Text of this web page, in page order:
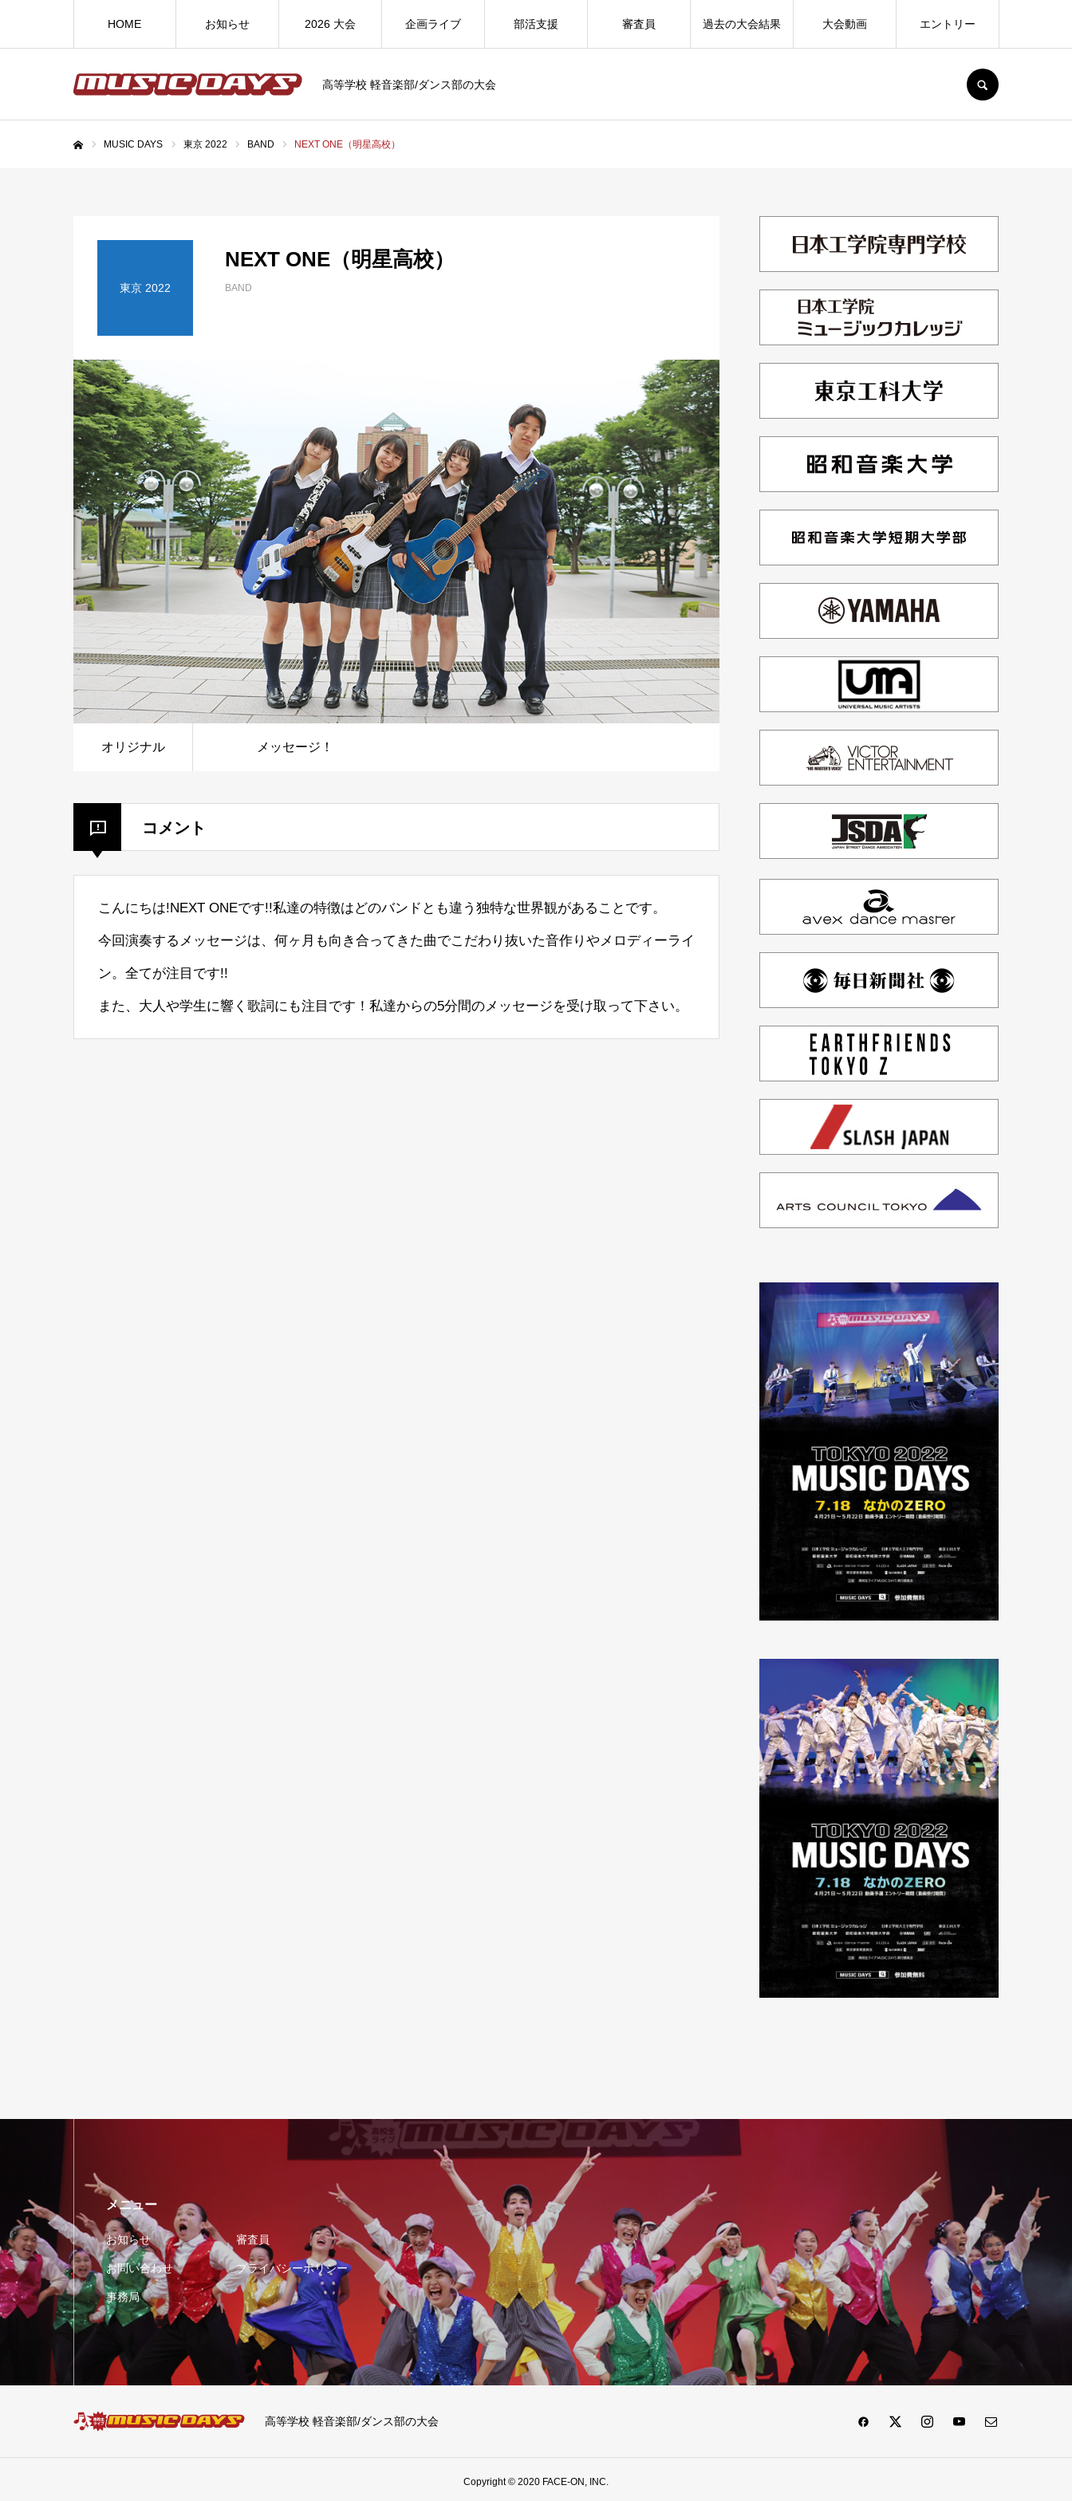
高等学校 軽音楽部/ダンス部の大会
HOME お知らせ 2026 大会 企画ライブ 部活支援 審査員 過去の大会結果 大会動画 エントリー
MUSIC DAYS 東京 2022 BAND NEXT ONE（明星高校）
東京 2022
NEXT ONE（明星高校）
BAND
オリジナル メッセージ！
コメント
こんにちは!NEXT ONEです!!私達の特徴はどのバンドとも違う独特な世界観があることです。
今回演奏するメッセージは、何ヶ月も向き合ってきた曲でこだわり抜いた音作りやメロディーライ
ン。全てが注目です!!
また、大人や学生に響く歌詞にも注目です！私達からの5分間のメッセージを受け取って下さい。
メニュー
お知らせ 審査員
お問い合わせ プライバシーポリシー
事務局
高等学校 軽音楽部/ダンス部の大会
Copyright © 2020 FACE-ON, INC.